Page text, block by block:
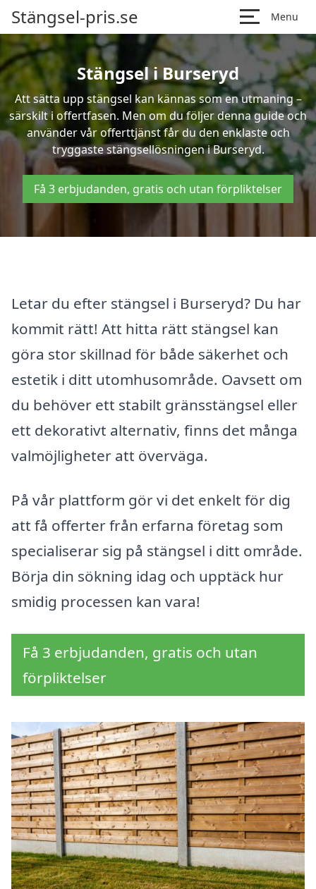
Stängsel-pris.se Menu
Stängsel i Burseryd
Att sätta upp stängsel kan kännas som en utmaning –
särskilt i offertfasen. Men om du följer denna guide och
använder vår offerttjänst får du den enklaste och
tryggaste stängsellösningen i Burseryd.
Få 3 erbjudanden, gratis och utan förpliktelser
Letar du efter stängsel i Burseryd? Du har
kommit rätt! Att hitta rätt stängsel kan
göra stor skillnad för både säkerhet och
estetik i ditt utomhusområde. Oavsett om
du behöver ett stabilt gränsstängsel eller
ett dekorativt alternativ, finns det många
valmöjligheter att överväga.
På vår plattform gör vi det enkelt för dig
att få offerter från erfarna företag som
specialiserar sig på stängsel i ditt område.
Börja din sökning idag och upptäck hur
smidig processen kan vara!
Få 3 erbjudanden, gratis och utan
förpliktelser